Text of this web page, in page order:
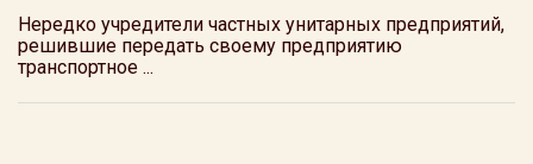
Нередко учредители частных унитарных предприятий,
решившие передать своему предприятию
транспортное ...